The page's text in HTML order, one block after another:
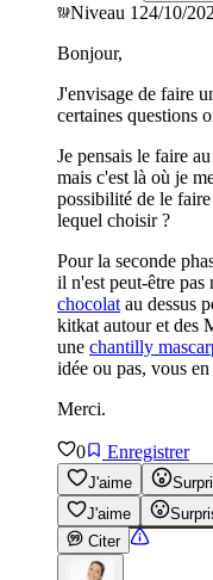
Niveau 1 24/10/
Bonjour,
J'envisage de faire
certaines questions
Je pensais le faire
mais c'est là où je
possibilité de le
lequel choisir ?
Pour la seconde
il n'est peut-être pas
chocolat au dessus
kitkat autour et des
une chantilly
idée ou pas, vous
Merci.
0 Enregistrer
J'aime
J'aime
Citer